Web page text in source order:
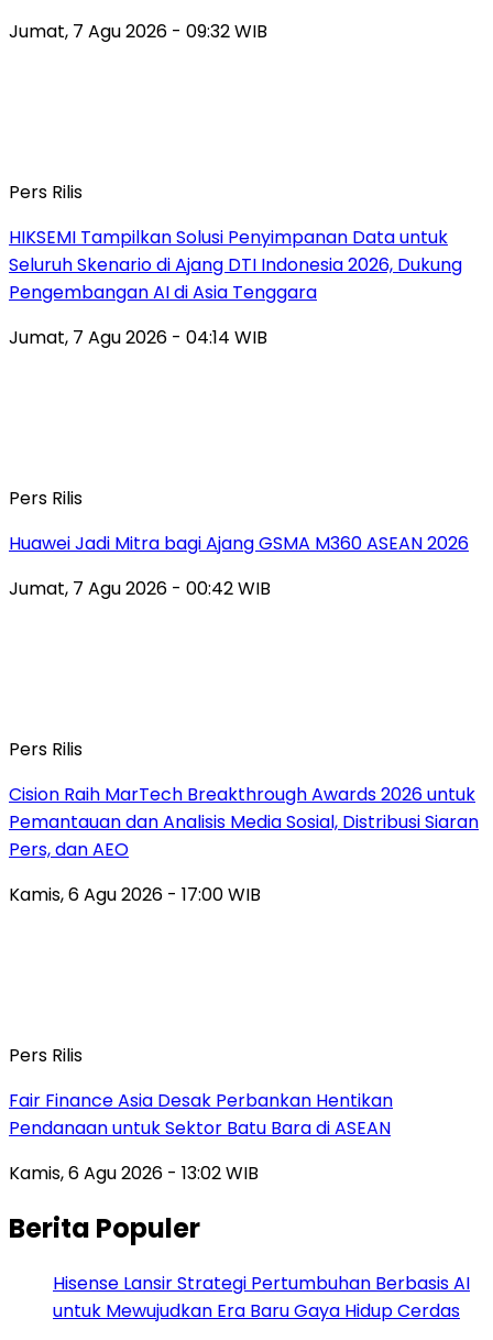
Jumat, 7 Agu 2026 - 09:32 WIB
Pers Rilis
HIKSEMI Tampilkan Solusi Penyimpanan Data untuk
Seluruh Skenario di Ajang DTI Indonesia 2026, Dukung
Pengembangan AI di Asia Tenggara
Jumat, 7 Agu 2026 - 04:14 WIB
Pers Rilis
Huawei Jadi Mitra bagi Ajang GSMA M360 ASEAN 2026
Jumat, 7 Agu 2026 - 00:42 WIB
Pers Rilis
Cision Raih MarTech Breakthrough Awards 2026 untuk
Pemantauan dan Analisis Media Sosial, Distribusi Siaran
Pers, dan AEO
Kamis, 6 Agu 2026 - 17:00 WIB
Pers Rilis
Fair Finance Asia Desak Perbankan Hentikan
Pendanaan untuk Sektor Batu Bara di ASEAN
Kamis, 6 Agu 2026 - 13:02 WIB
Berita Populer
Hisense Lansir Strategi Pertumbuhan Berbasis AI
untuk Mewujudkan Era Baru Gaya Hidup Cerdas